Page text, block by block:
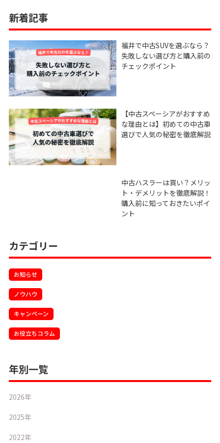
新着記事
福井で中古SUVを選ぶなら？
失敗しない選び方と購入前の
チェックポイント
【中古スペーシアがおすすめ
な理由とは】初めての中古車
選びで人気の秘密を徹底解説
中古ハスラーは買い？メリッ
ト・デメリットを徹底解説！
購入前に知っておきたいポイ
ント
カテゴリー
お知らせ
ノウハウ
キャンペーン
お役立ちコラム
年別一覧
2026年
2025年
2022年